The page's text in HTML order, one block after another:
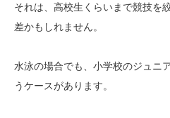
それは、高校生くらいまで競技を
差かもしれません。
水泳の場合でも、小学校のジュニ
うケースがあります。